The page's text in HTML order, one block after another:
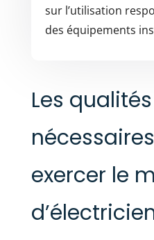
sur l’utilisation
des équipements
Les qualités
exercer le